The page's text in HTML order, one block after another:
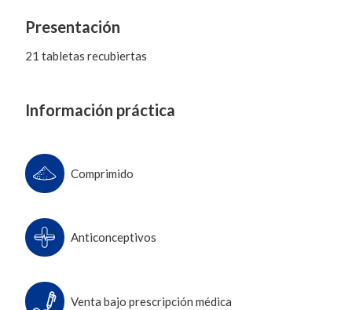
Presentación
21 tabletas recubiertas
Información práctica
Comprimido
Anticonceptivos
Venta bajo prescripción médica